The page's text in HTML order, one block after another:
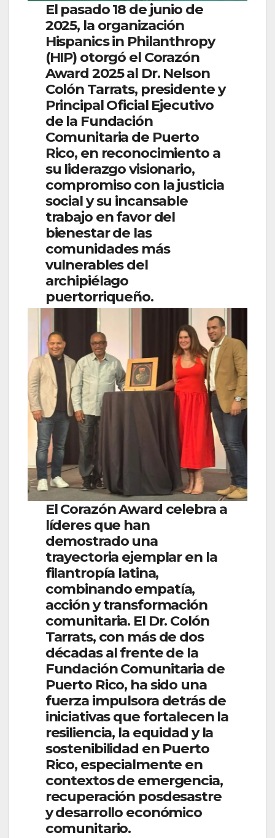
El pasado 18 de junio de
2025, la organización
Hispanics in Philanthropy
(HIP) otorgó el Corazón
Award 2025 al Dr. Nelson
Colón Tarrats, presidente y
Principal Oficial Ejecutivo
de la Fundación
Comunitaria de Puerto
Rico, en reconocimiento a
su liderazgo visionario,
compromiso con la justicia
social y su incansable
trabajo en favor del
bienestar de las
comunidades más
vulnerables del
archipiélago
puertorriqueño.
El Corazón Award celebra a
líderes que han
demostrado una
trayectoria ejemplar en la
filantropía latina,
combinando empatía,
acción y transformación
comunitaria. El Dr. Colón
Tarrats, con más de dos
décadas al frente de la
Fundación Comunitaria de
Puerto Rico, ha sido una
fuerza impulsora detrás de
iniciativas que fortalecen la
resiliencia, la equidad y la
sostenibilidad en Puerto
Rico, especialmente en
contextos de emergencia,
recuperación posdesastre
y desarrollo económico
comunitario.